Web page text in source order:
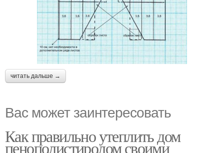
читать дальше →
Вас может заинтересовать
Как правильно утеплить дом
пенополистиролом своими